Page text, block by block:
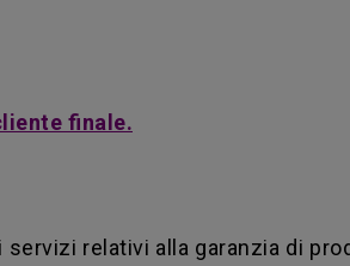
finale.
relativi alla garanzia di